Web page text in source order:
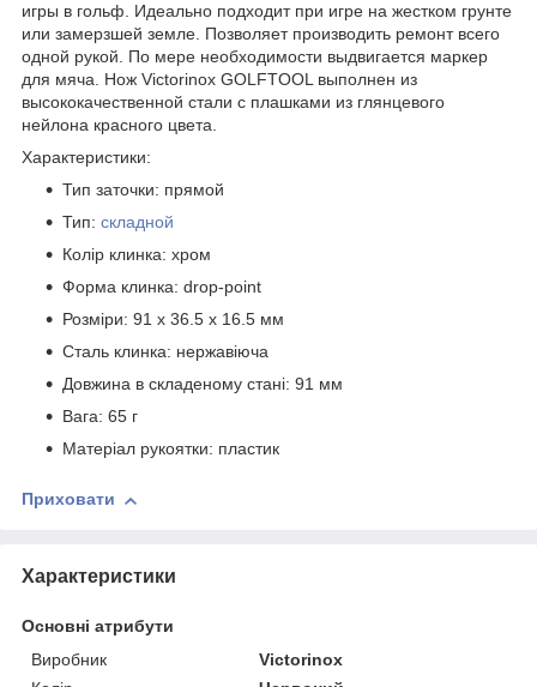
игры в гольф. Идеально подходит при игре на жестком грунте
или замерзшей земле. Позволяет производить ремонт всего
одной рукой. По мере необходимости выдвигается маркер
для мяча. Нож Victorinox GOLFTOOL выполнен из
высококачественной стали с плашками из глянцевого
нейлона красного цвета.
Характеристики:
Тип заточки: прямой
Тип: складной
Колір клинка: хром
Форма клинка: drop-point
Розміри: 91 х 36.5 х 16.5 мм
Сталь клинка: нержавіюча
Довжина в складеному стані: 91 мм
Вага: 65 г
Матеріал рукоятки: пластик
Приховати
Характеристики
Основні атрибути
Виробник
Victorinox